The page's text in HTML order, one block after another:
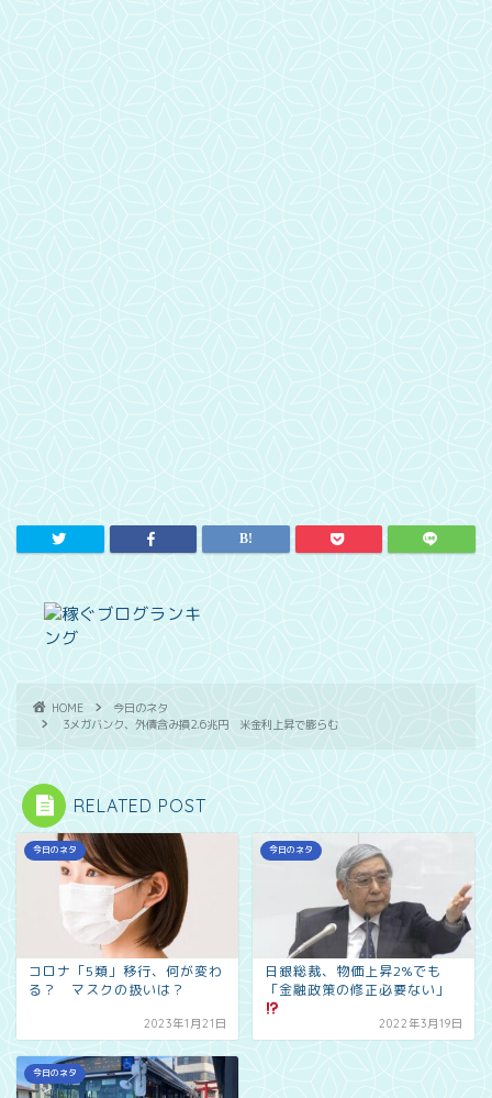
HOME
今日のネタ
3メガバンク、外債含み損2.6兆円 米金利上昇で膨らむ
RELATED POST
今日のネタ
コロナ「5類」移行、何が変わ
る？ マスクの扱いは？
2023年1月21日
今日のネタ
日銀総裁、物価上昇2%でも
「金融政策の修正必要ない」
2022年3月19日
今日のネタ